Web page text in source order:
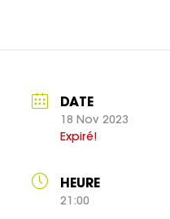
DATE
18 Nov 2023
Expiré!
HEURE
21:00